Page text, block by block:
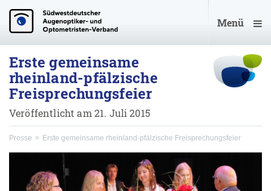
Menü
Erste gemeinsame
rheinland-pfälzische
Freisprechungsfeier
Veröffentlicht am 21. Juli 2015
Presse Erste gemeinsame rheinland-pfälzische Freisprechungsfeier